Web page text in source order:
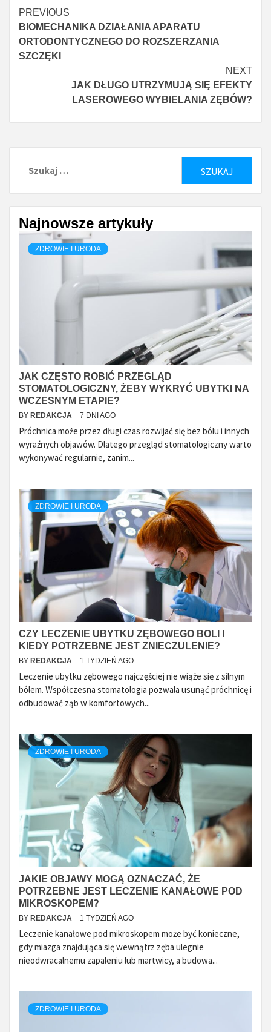
Continue
Reading
PREVIOUS
BIOMECHANIKA DZIAŁANIA APARATU
ORTODONTYCZNEGO DO ROZSZERZANIA
SZCZĘKI
NEXT
JAK DŁUGO UTRZYMUJĄ SIĘ EFEKTY
LASEROWEGO WYBIELANIA ZĘBÓW?
Najnowsze artykuły
ZDROWIE I URODA
JAK CZĘSTO ROBIĆ PRZEGLĄD
STOMATOLOGICZNY, ŻEBY WYKRYĆ UBYTKI NA
WCZESNYM ETAPIE?
BY REDAKCJA 7 DNI AGO
Próchnica może przez długi czas rozwijać się bez bólu i innych
wyraźnych objawów. Dlatego przegląd stomatologiczny warto
wykonywać regularnie, zanim...
ZDROWIE I URODA
CZY LECZENIE UBYTKU ZĘBOWEGO BOLI I
KIEDY POTRZEBNE JEST ZNIECZULENIE?
BY REDAKCJA 1 TYDZIEŃ AGO
Leczenie ubytku zębowego najczęściej nie wiąże się z silnym
bólem. Współczesna stomatologia pozwala usunąć próchnicę i
odbudować ząb w komfortowych...
ZDROWIE I URODA
JAKIE OBJAWY MOGĄ OZNACZAĆ, ŻE
POTRZEBNE JEST LECZENIE KANAŁOWE POD
MIKROSKOPEM?
BY REDAKCJA 1 TYDZIEŃ AGO
Leczenie kanałowe pod mikroskopem może być konieczne,
gdy miazga znajdująca się wewnątrz zęba ulegnie
nieodwracalnemu zapaleniu lub martwicy, a budowa...
ZDROWIE I URODA